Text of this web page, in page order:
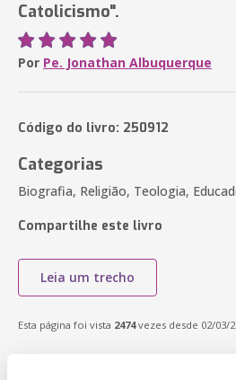
Catolicismo".
Por Pe. Jonathan Albuquerque
Código do livro: 250912
Categorias
Biografia, Religião, Teologia,
Compartilhe este livro
Leia um trecho
Esta página foi vista 2474vezes desde 02/03/